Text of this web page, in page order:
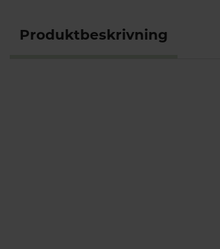
Produktbeskrivning